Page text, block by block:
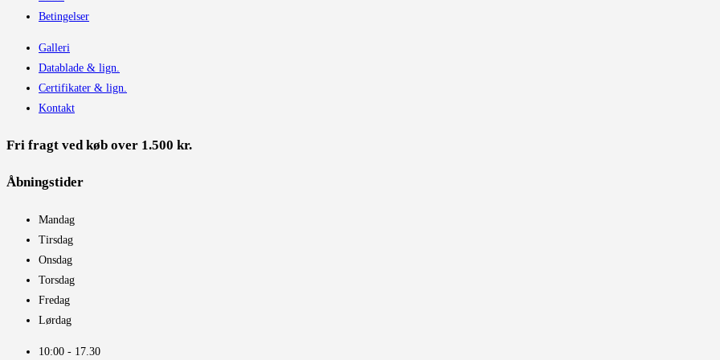
Betingelser
Galleri
Datablade & lign.
Certifikater & lign.
Kontakt
Fri fragt ved køb over 1.500 kr.
Åbningstider​
Mandag
Tirsdag
Onsdag
Torsdag
Fredag
Lørdag
10:00 - 17.30​